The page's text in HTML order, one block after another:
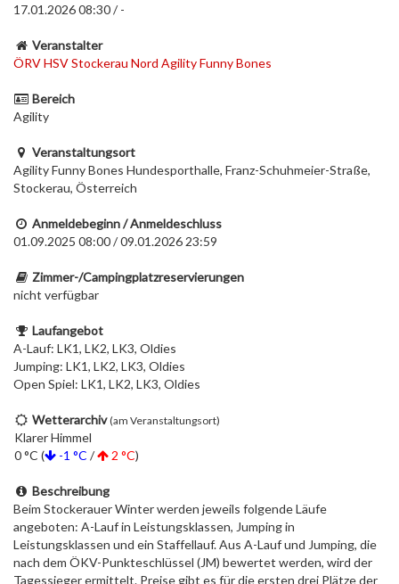
17.01.2026 08:30 / -
Veranstalter
ÖRV HSV Stockerau Nord Agility Funny Bones
Bereich
Agility
Veranstaltungsort
Agility Funny Bones Hundesporthalle, Franz-Schuhmeier-Straße,
Stockerau, Österreich
Anmeldebeginn / Anmeldeschluss
01.09.2025 08:00 / 09.01.2026 23:59
Zimmer-/Campingplatzreservierungen
nicht verfügbar
Laufangebot
A-Lauf: LK1, LK2, LK3, Oldies
Jumping: LK1, LK2, LK3, Oldies
Open Spiel: LK1, LK2, LK3, Oldies
Wetterarchiv (am Veranstaltungsort)
Klarer Himmel
0 °C (
-1 °C / 2 °C)
Beschreibung
Beim Stockerauer Winter werden jeweils folgende Läufe
angeboten: A-Lauf in Leistungsklassen, Jumping in
Leistungsklassen und ein Staffellauf. Aus A-Lauf und Jumping, die
nach dem ÖKV-Punkteschlüssel (JM) bewertet werden, wird der
Tagessieger ermittelt. Preise gibt es für die ersten drei Plätze der